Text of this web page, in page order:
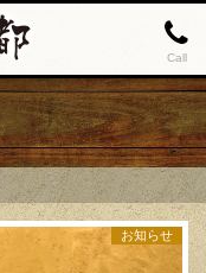
Call
お知らせ